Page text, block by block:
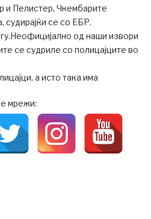
и Пелистер, Чкембарите
судирајќи се со ЕБР.
од наши извори
се судриле со полицајците во
а исто така има
мрежи: